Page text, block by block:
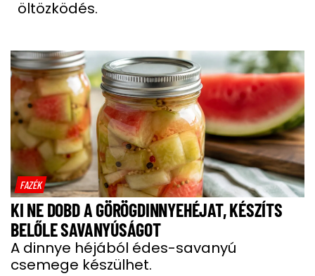
öltözködés.
FAZÉK
KI NE DOBD A GÖRÖGDINNYEHÉJAT, KÉSZÍTS
BELŐLE SAVANYÚSÁGOT
A dinnye héjából édes-savanyú
csemege készülhet.